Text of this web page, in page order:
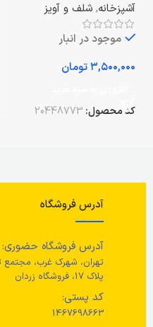
آشپزخانه, شلف و آویز
موجود در انبار
تومان
کد محصول: 20448773
آدرس فروشگاه
آدرس فروشگاه حضوری:
تهران، شهرک غرب، مجتمع
پلاک 17، فروشگاه زردان
کد پستی:
1467698663